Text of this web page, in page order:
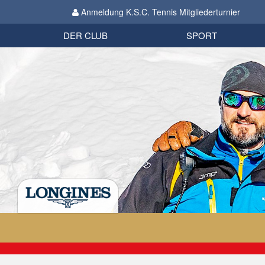
Anmeldung K.S.C. Tennis Mitgliederturnier
DER CLUB
Organisation
SPORT
Biathlon
Datenschutzverordnung 2018
Impressum